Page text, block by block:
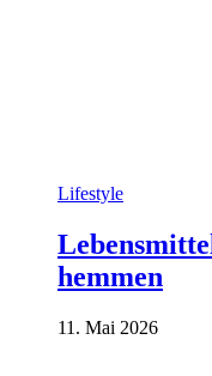
Lifestyle
hemmen
11. Mai 2026